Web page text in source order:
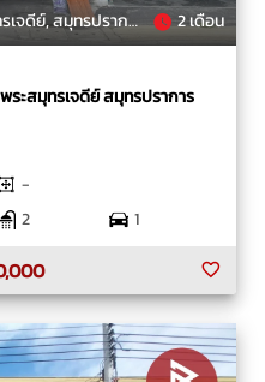
ดีย์, สมุทรปราการ 2 เดือน
ระสมุทรเจดีย์ สมุทรปราการ
-
2
1